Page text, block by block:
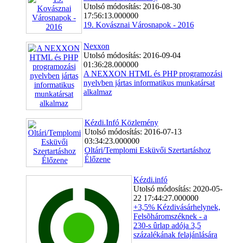
Utolsó módosítás: 2016-08-30
17:56:13.000000
19. Kovásznai Városnapok - 2016
Nexxon
Utolsó módosítás: 2016-09-04
01:36:28.000000
A NEXXON HTML és PHP programozási
nyelvben jártas informatikus munkatársat
alkalmaz
Kézdi.Infó Közlemény
Utolsó módosítás: 2016-07-13
03:34:23.000000
Oltári/Templomi Esküvői Szertartáshoz
Élőzene
Kézdi.infó
Utolsó módosítás: 2020-05-
22 17:44:27.000000
+3,5% Kézdivásárhelynek,
Felsõháromszéknek - a
230-s ûrlap adója 3,5
százalékának felajánlására